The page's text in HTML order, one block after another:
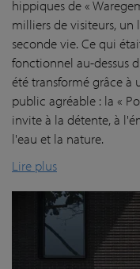
hippiques de «
milliers de visiteurs,
seconde vie. Ce qui
fonctionnel au-dessus
été transformé grâce à
public agréable : la «
invite à la détente, à
l'eau et la nature.
Lire plus